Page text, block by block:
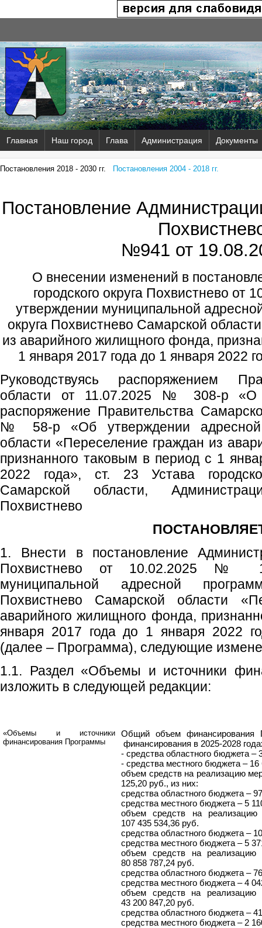
Главная Наш город Глава Администрация Документы
Постановления 2018 - 2030 гг. Постановления 2004 - 2018 гг.
Постановление
№941 от
О внесении изменений в
городского округа Похвистнево
утверждении муниципальной
округа Похвистнево Самарской
из аварийного жилищного фонда,
1 января 2017 года до 1 января 2022
Руководствуясь распоряжением
области от 11.07.2025 № 308-р «О
распоряжение Правительства
№ 58-р «Об утверждении адресной
области «Переселение граждан из
признанного таковым в период с 1
2022 года», ст. 23 Устава
Самарской области,
Похвистнево
1. Внести в постановление
Похвистнево от 10.02.2025 №
муниципальной адресной
Похвистнево Самарской области
аварийного жилищного фонда,
января 2017 года до 1 января 2022
(далее – Программа), следующие
1.1. Раздел «Объемы и источники
изложить в следующей редакции:
«Объемы и источники
финансирования Программы
Общий объем финансирования
финансирования в 2025-2028
- средства областного бюджета –
- средства местного бюджета –
объем средств на реализацию
125,20 руб., из них:
средства областного бюджета –
средства местного бюджета – 5
объем средств на
107 435 534,36 руб.
средства областного бюджета –
средства местного бюджета – 5
объем средств на
80 858 787,24 руб.
средства областного бюджета –
средства местного бюджета – 4
объем средств на
43 200 847,20 руб.
средства областного бюджета –
средства местного бюджета – 2